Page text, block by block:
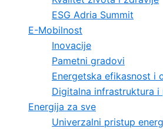
ESG Adria Summit
E-Mobilnost
Inovacije
Pametni gradovi
Energetska efikasnost i
Digitalna infrastruktura i
Energija za sve
Univerzalni pristup